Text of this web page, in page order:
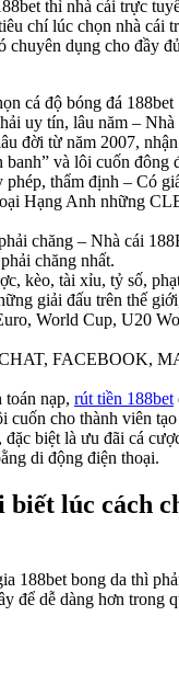
thì nhà cái trực
chí lúc chọn nhà cái
chuyên dụng cho đầy
uy tín, lâu năm – Nhà
đời từ năm 2007,
banh” và lôi cuốn đông
phép, thẩm định – Có
Hạng Anh những
chăng – Nhà cái
chăng nhất.
kèo, tài xỉu, tỷ số,
giải đấu trên thế
World Cup, U20
FACEBOOK,
toán nạp, rút tiền 188bet
cuốn cho thành viên
biệt là ưu đãi cá
di động điện thoại.
biết lúc cách
188bet bong da thì
để dễ dàng hơn trong